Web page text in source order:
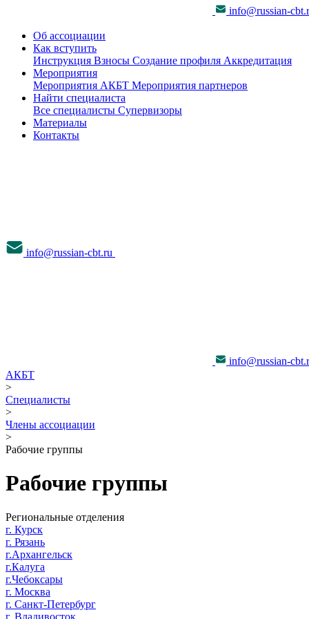
info@russian-
Об ассоциации
Как вступить
Инструкция Взносы Создание профиля Аккредитация
Мероприятия
Мероприятия АКБТ Мероприятия партнеров
Найти специалиста
Все специалисты Супервизоры
Материалы
Контакты
info@russian-cbt.ru
info@russian-
АКБТ
>
Специалисты
>
Члены ассоциации
>
Рабочие группы
Рабочие группы
Региональные отделения
г. Курск
г. Рязань
г.Архангельск
г.Калуга
г.Чебоксары
г. Москва
г. Санкт-Петербург
г. Владивосток